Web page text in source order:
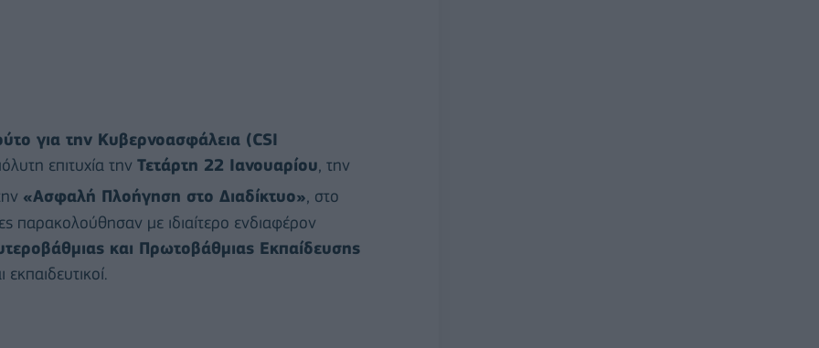
για την Κυβερνοασφάλεια (CSI
επιτυχία την Τετάρτη 22 Ιανουαρίου , την
«Ασφαλή Πλοήγηση στο Διαδίκτυο», στο
παρακολούθησαν με ιδιαίτερο ενδιαφέρον
και Πρωτοβάθμιας Εκπαίδευσης
εκπαιδευτικοί.